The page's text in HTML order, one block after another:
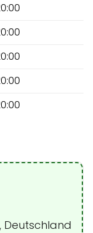
Deutschland